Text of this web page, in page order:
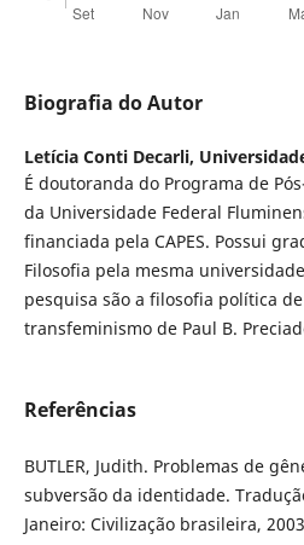
Biografia do Autor
Letícia Conti Decarli,
É doutoranda do Programa de
da Universidade Federal
financiada pela CAPES. Possui
Filosofia pela mesma
pesquisa são a filosofia política
transfeminismo de Paul B.
Referências
BUTLER, Judith. Problemas de
subversão da identidade.
Janeiro: Civilização brasileira,